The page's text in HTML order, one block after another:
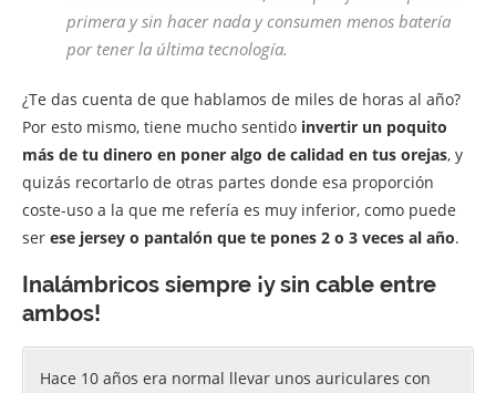
primera y sin hacer nada y consumen menos batería
por tener la última tecnología.
¿Te das cuenta de que hablamos de miles de horas al año?
Por esto mismo, tiene mucho sentido invertir un poquito
más de tu dinero en poner algo de calidad en tus orejas, y
quizás recortarlo de otras partes donde esa proporción
coste-uso a la que me refería es muy inferior, como puede
ser ese jersey o pantalón que te pones 2 o 3 veces al año.
Inalámbricos siempre ¡y sin cable entre
ambos!
Hace 10 años era normal llevar unos auriculares con